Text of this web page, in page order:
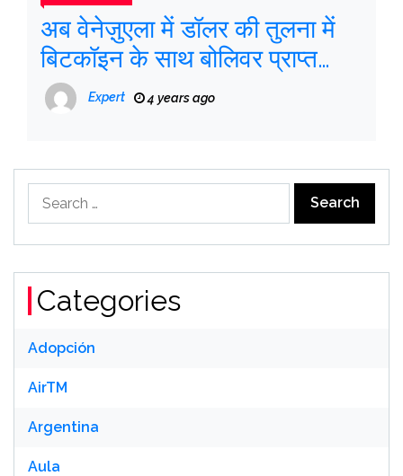
अब वेनेज़ुएला में डॉलर की तुलना में
बिटकॉइन के साथ बोलिवर प्राप्त
करना आसान है
Expert 4 years ago
for:
Categories
Adopción
AirTM
Argentina
Aula